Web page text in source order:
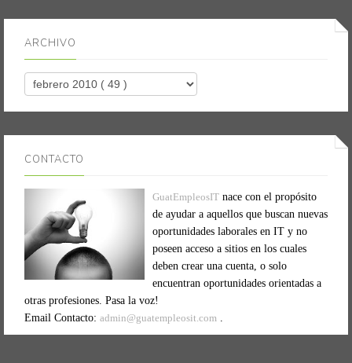
ARCHIVO
CONTACTO
GuatEmpleosIT nace con el propósito
de ayudar a aquellos que buscan nuevas
oportunidades laborales en IT y no
poseen acceso a sitios en los cuales
deben crear una cuenta, o solo
encuentran oportunidades orientadas a
otras profesiones. Pasa la voz!
Email Contacto: admin@guatempleosit.com .